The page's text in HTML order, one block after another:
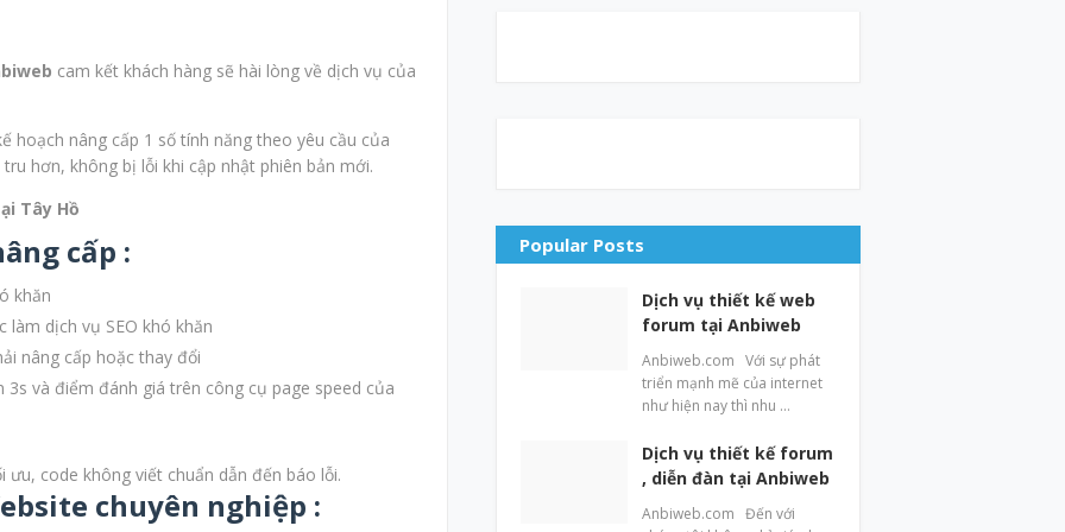
cam kết khách hàng sẽ hài lòng về dịch vụ của
hoạch nâng cấp 1 số tính năng theo yêu cầu của
hơn, không bị lỗi khi cập nhật phiên bản mới.
Tây Hồ
cấp :
khăn
làm dịch vụ SEO khó khăn
nâng cấp hoặc thay đổi
và điểm đánh giá trên công cụ page speed của
code không viết chuẩn dẫn đến báo lỗi.
chuyên nghiệp :
Popular Posts
Dịch vụ thiết kế web
forum tại Anbiweb
Anbiweb.com Với sự phát
triển mạnh mẽ của internet
như hiện nay thì nhu …
Dịch vụ thiết kế forum
, diễn đàn tại Anbiweb
Anbiweb.com Đến với